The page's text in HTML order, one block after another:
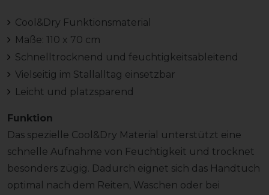
Cool&Dry Funktionsmaterial
Maße: 110 x 70 cm
Schnelltrocknend und feuchtigkeitsableitend
Vielseitig im Stallalltag einsetzbar
Leicht und platzsparend
Funktion
Das spezielle Cool&Dry Material unterstützt eine
schnelle Aufnahme von Feuchtigkeit und trocknet
besonders zügig. Dadurch eignet sich das Handtuch
optimal nach dem Reiten, Waschen oder bei